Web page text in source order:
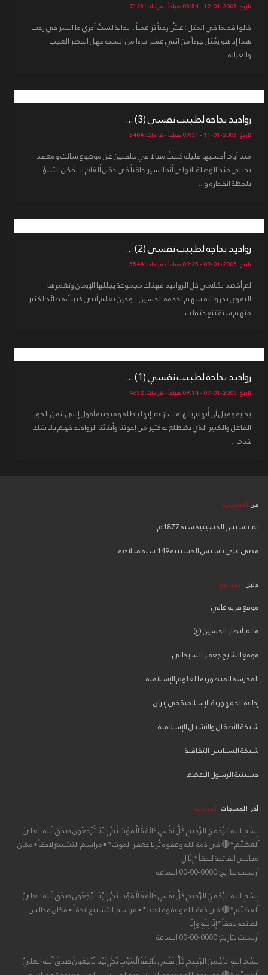
تاريخ: 2008-01-12 - 08:54 صباحاً - قراءات: 7128
قالوا قديما في المثل : عشْ رجباً ترَ عجباً .. بداية لستُ أدري ما السر في رجب
هذا إذ هو يُمثل جزءاً من اثني عشر جزءا من السنة فهل انحصر العجب
والغرابة ...
رواديد بحاجة لطبيب نفسي (3) ...
تاريخ: 2008-01-11 - 09:31 صباحاً - قراءات: 5404
منذ أيام أحسبها قليلة كتبتُ مقالا في حلقتين عن موضوع شائك ومعقد
بدا لي منذ الوهلة الأولى أنه السير حافياً في حقل ألغام لا يُمكن التنبؤ
بلحظة انفجاره و...
رواديد بحاجة لطبيب نفسي (2) ...
تاريخ: 2008-01-09 - 09:25 صباحاً - قراءات: 5544
لم أقصد بكلامي كل الرواديد فهناك مجموعة يجللها الإيمان وتغمرها
التقوى نذروا أنفسهم لخدمة الحسين .. وحين تعلم أنني كتبتُ قصائد لكثير
منهم ستقتنع حتما ب...
رواديد بحاجة لطبيب نفسي (1) ...
تاريخ: 2008-01-07 - 09:14 صباحاً - قراءات: 4652
بداية وقبل أن أُتهم باتهامات أزعم إنها باطلة ومتجنية أقول إنني أثمن الدور
الفاعل والكبير الذي يضطلع به كثير من إخوتنا وأبنائنا الرواديد فهم بلا شك
خدم...
عن الحسينية
تم تأسيس الحسينية سنة 1877م
مضى على تأسيس الحسينية 149 سنة ميلادية
دليل المواقع
موقع قرية عالي
مأتم أنصار الحسين (ع)
موقع الشيخ جعفر السبحاني
المدرسة المنصورية للعلوم الإسلامية
إذاعة الجمهورية الإسلامية في إيران
شبكة الأطفال والأشبال الإسلامية
شبكة السنابس الثقافية
حسينية الرسول الأعظم
آخر المسجات المرسلة
بِسْمِ اللهِ الرَّحْمنِ الرَّحِيمِ كُلُّ نَفْسٍ ذَائِقَةُ الْمَوْتِ ثُمَّ إِلَيْنَا تُرْجَعُونَ صدَقَ آلله العليٌ
آلعظيْم *🔴 في ذمة الله وعفوه ثُريا جعفر الموت * ▪ مراسم التشييع لاحقاً ▪ مكان
مجالس الفاتحة لاحقاً *إِنَّا لِ
أرسلت بتاريخ: 0000-00-00 الساعة :
بِسْمِ اللهِ الرَّحْمنِ الرَّحِيمِ كُلُّ نَفْسٍ ذَائِقَةُ الْمَوْتِ ثُمَّ إِلَيْنَا تُرْجَعُونَ صدَقَ آلله العليٌ
آلعظيْم *🔴 في ذمة الله وعفوه Test* ▪ مراسم التشييع لاحقاً ▪ مكان مجالس
الفاتحة لاحقاً *إِنَّا لِلّهِ وَإِنَّـ
أرسلت بتاريخ: 0000-00-00 الساعة :
بِسْمِ اللهِ الرَّحْمنِ الرَّحِيمِ كُلُّ نَفْسٍ ذَائِقَةُ الْمَوْتِ ثُمَّ إِلَيْنَا تُرْجَعُونَ صدَقَ آلله العليٌ